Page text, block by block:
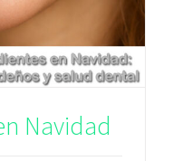
Navidad